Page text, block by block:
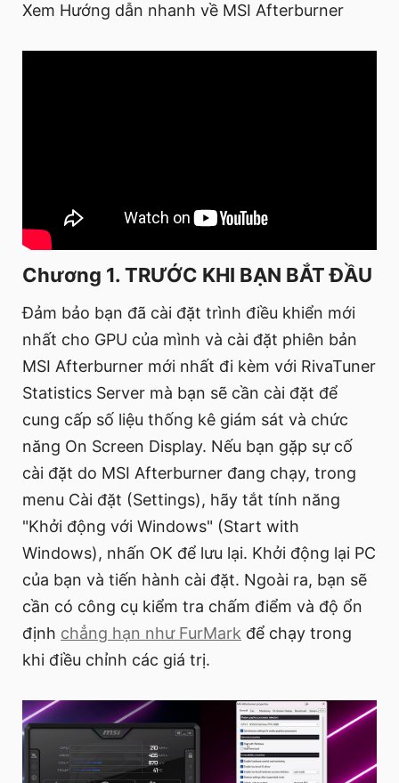
Xem Hướng dẫn nhanh về MSI Afterburner
Chương 1. TRƯỚC KHI BẠN BẮT ĐẦU
Đảm bảo bạn đã cài đặt trình điều khiển mới
nhất cho GPU của mình và cài đặt phiên bản
MSI Afterburner mới nhất đi kèm với RivaTuner
Statistics Server mà bạn sẽ cần cài đặt để
cung cấp số liệu thống kê giám sát và chức
năng On Screen Display. Nếu bạn gặp sự cố
cài đặt do MSI Afterburner đang chạy, trong
menu Cài đặt (Settings), hãy tắt tính năng
"Khởi động với Windows" (Start with
Windows), nhấn OK để lưu lại. Khởi động lại PC
của bạn và tiến hành cài đặt. Ngoài ra, bạn sẽ
cần có công cụ kiểm tra chấm điểm và độ ổn
định chẳng hạn như FurMark để chạy trong
khi điều chỉnh các giá trị.